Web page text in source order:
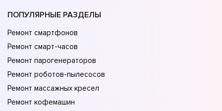
ПОПУЛЯРНЫЕ РАЗДЕЛЫ
Ремонт смартфонов
Ремонт смарт-часов
Ремонт парогенераторов
Ремонт роботов-пылесосов
Ремонт массажных кресел
Ремонт кофемашин